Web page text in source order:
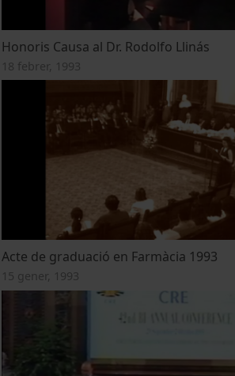
Honoris Causa al Dr. Rodolfo Llinás
18 febrer, 1993
Acte de graduació en Farmàcia 1993
15 gener, 1993